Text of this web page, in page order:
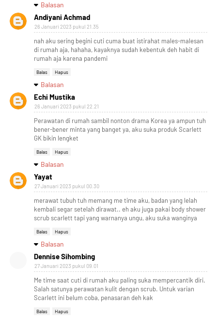
Balasan
Andiyani Achmad
26 Januari 2023 pukul 21.35
nah aku sering begini cuti cuma buat istirahat males-malesan
di rumah aja, hahaha, kayaknya sudah kebentuk deh habit di
rumah aja karena pandemi
Balas Hapus
Balasan
Echi Mustika
26 Januari 2023 pukul 22.21
Perawatan di rumah sambil nonton drama Korea ya ampun tuh
bener-bener minta yang banget ya, aku suka produk Scarlett
GK bikin lengket
Balas Hapus
Balasan
Yayat
27 Januari 2023 pukul 00.30
merawat tubuh tuh memang me time aku, badan yang lelah
kembali segar setelah dirawat.. eh aku juga pakai body shower
scrub scarlett tapi yang warnanya ungu, aku suka wanginya
Balas Hapus
Balasan
Dennise Sihombing
27 Januari 2023 pukul 09.01
Me time saat cuti di rumah aku paling suka mempercantik diri.
Salah satunya perawatan kulit dengan scrub. Untuk varian
Scarlett ini belum coba, penasaran deh kak
Balas Hapus